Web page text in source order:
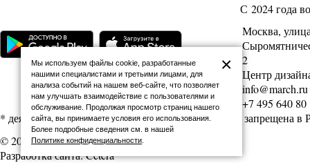
С 2024 года
Москва,
2
Центр
info@march.ru
+7 495 640 80
* деятельность Meta (соцсети Facebook и Instagram) запрещена в
© 2026 Архитектурная школа МАРШ
Разработка сайта: Cetera
×
Мы используем файлы cookie, разработанные
нашими специалистами и третьими лицами, для
анализа событий на нашем веб-сайте, что позволяет
нам улучшать взаимодействие с пользователями и
обслуживание. Продолжая просмотр страниц нашего
сайта, вы принимаете условия его использования.
Более подробные сведения см. в нашей
Политике конфиденциальности